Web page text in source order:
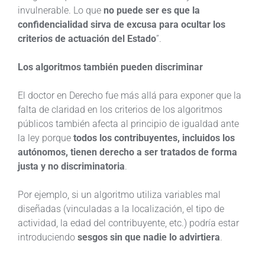
invulnerable. Lo que no puede ser es que la
confidencialidad sirva de excusa para ocultar los
criterios de actuación del Estado”.
Los algoritmos también pueden discriminar
El doctor en Derecho fue más allá para exponer que la
falta de claridad en los criterios de los algoritmos
públicos también afecta al principio de igualdad ante
la ley porque todos los contribuyentes, incluidos los
autónomos, tienen derecho a ser tratados de forma
justa y no discriminatoria.
Por ejemplo, si un algoritmo utiliza variables mal
diseñadas (vinculadas a la localización, el tipo de
actividad, la edad del contribuyente, etc.) podría estar
introduciendo sesgos sin que nadie lo advirtiera.